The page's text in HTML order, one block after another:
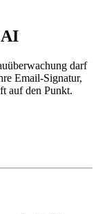
darf
Email-Signatur,
auf den Punkt.